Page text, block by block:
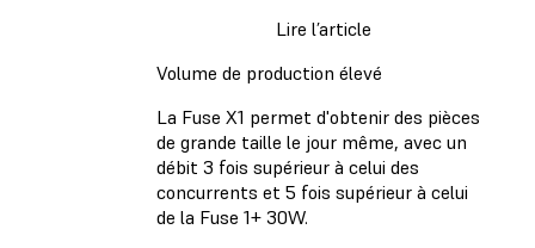
Lire l’article
Volume de production élevé
La Fuse X1 permet d'obtenir des pièces
de grande taille le jour même, avec un
débit 3 fois supérieur à celui des
concurrents et 5 fois supérieur à celui
de la Fuse 1+ 30W.